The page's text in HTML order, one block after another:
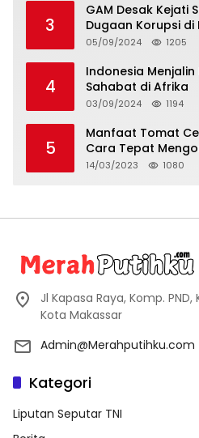
3
GAM Desak Kejati
Dugaan Korupsi di
Kabupeten
05/09/2024 1205
4
Indonesia
Sahabat di Afrika
03/09/2024 1194
5
Manfaat Tomat
Cara Tepat
14/03/2023 1080
Jl Kapasa Raya, Komp.
Kota Makassar
Admin@Merahputihku.com
Kategori
Liputan Seputar TNI